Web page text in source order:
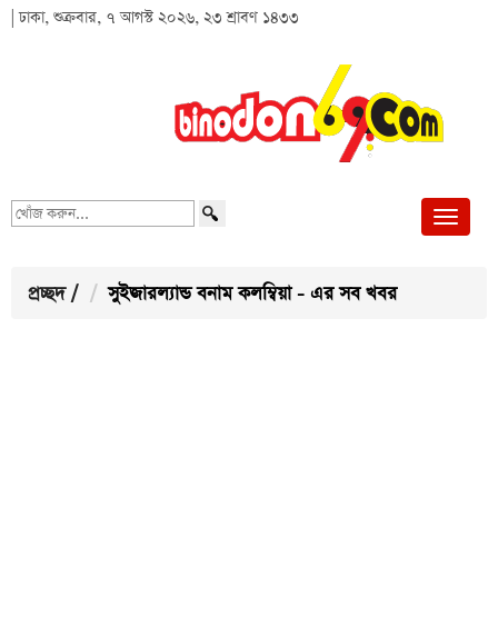
| ঢাকা, শুক্রবার, ৭ আগস্ট ২০২৬, ২৩ শ্রাবণ ১৪৩৩
খোঁজ
প্রচ্ছদ / সুইজারল্যান্ড বনাম কলম্বিয়া - এর সব খবর